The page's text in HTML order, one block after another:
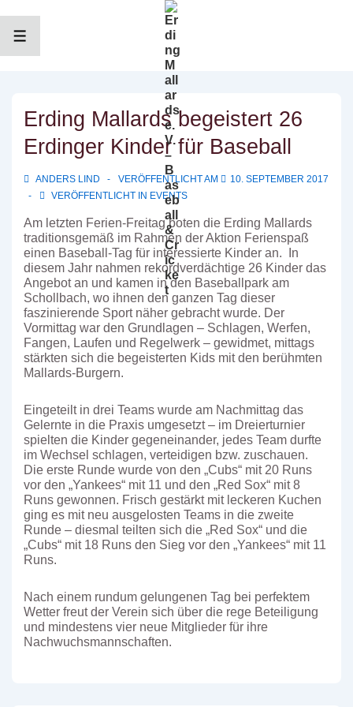
InhaltMENÜ
Erding Mallards begeistert 26
Erdinger Kinder für Baseball
ANDERS LIND VERÖFFENTLICHT AM
10. SEPTEMBER 2017
VERÖFFENTLICHT IN EVENTS
Am letzten Ferien-Freitag boten die Erding Mallards
traditionsgemäß im Rahmen der Aktion Ferienspaß
einen Baseball-Tag für interessierte Kinder an.
In
diesem Jahr nahmen rekordverdächtige 26 Kinder das
Angebot an und kamen in den Baseballpark am
Schollbach, wo ihnen den ganzen Tag dieser
faszinierende Sport näher gebracht wurde. Der
Vormittag war den Grundlagen – Schlagen, Werfen,
Fangen, Laufen und Regelwerk – gewidmet, mittags
stärkten sich die begeisterten Kids mit den berühmten
Mallards-Burgern.
Eingeteilt in drei Teams wurde am Nachmittag das
Gelernte in die Praxis umgesetzt – im Dreierturnier
spielten die Kinder gegeneinander, jedes Team durfte
im Wechsel schlagen, verteidigen bzw. zuschauen.
Die erste Runde wurde von den „Cubs“ mit 20 Runs
vor den „Yankees“ mit 11 und den „Red Sox“ mit 8
Runs gewonnen. Frisch gestärkt mit leckeren Kuchen
ging es mit neu ausgelosten Teams in die zweite
Runde – diesmal teilten sich die „Red Sox“ und die
„Cubs“ mit 18 Runs den Sieg vor den „Yankees“ mit 11
Runs.
Nach einem rundum gelungenen Tag bei perfektem
Wetter freut der Verein sich über die rege Beteiligung
und mindestens vier neue Mitglieder für ihre
Nachwuchsmannschaften.